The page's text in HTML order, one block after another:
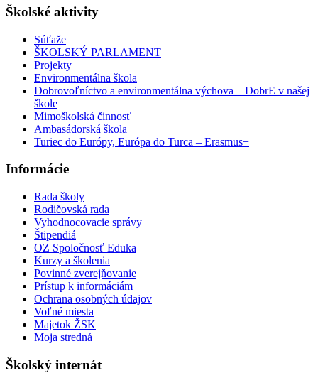
Školské aktivity
Súťaže
ŠKOLSKÝ PARLAMENT
Projekty
Environmentálna škola
Dobrovoľníctvo a environmentálna výchova – DobrE v našej
škole
Mimoškolská činnosť
Ambasádorská škola
Turiec do Európy, Európa do Turca – Erasmus+
Informácie
Rada školy
Rodičovská rada
Vyhodnocovacie správy
Štipendiá
OZ Spoločnosť Eduka
Kurzy a školenia
Povinné zverejňovanie
Prístup k informáciám
Ochrana osobných údajov
Voľné miesta
Majetok ŽSK
Moja stredná
Školský internát